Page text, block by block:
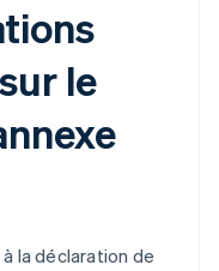
le
la déclaration de